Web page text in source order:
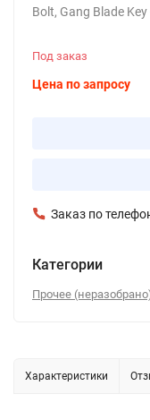
Bolt, Gang Blade
Под заказ
Цена по запросу
Заказ по
Категории
Прочее
Характеристики